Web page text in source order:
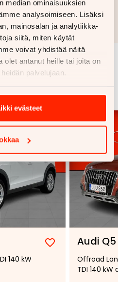
median ominaisuuksien
analysoimiseen. Lisäksi
mainosalan ja analytiikka-
siitä, miten käytät
voivat yhdistää näitä
olet antanut heille tai joita on
palvelujaan.
evästeet
antava ja edellyttää hyväksytyn
kaskovakuutuksen.
Lisää
suosikiksi
Poista
suosikeista
140 kW
Audi Q5
Offroad
TDI 140